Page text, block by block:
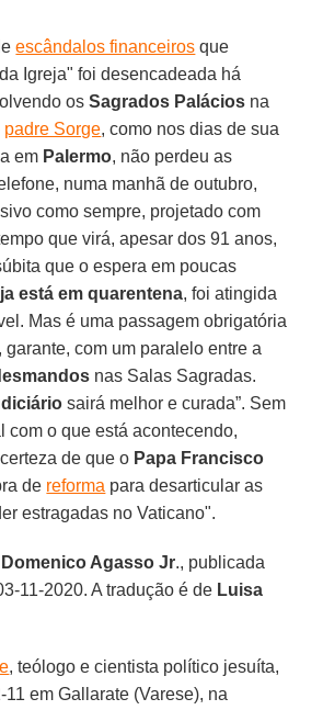
escândalos financeiros que
Igreja" foi desencadeada há
osSagrados Palácios na
padre Sorge, como nos dias de sua
em Palermo, não perdeu as
numa manhã de outubro,
como sempre, projetado com
que virá, apesar dos 91 anos,
que o espera em poucas
está em quarentena, foi atingida
Mas é uma passagem obrigatória
garante, com um paralelo entre a
nas Salas Sagradas.
sairá melhor e curada”. Sem
com o que está acontecendo,
de que o Papa Francisco
de reforma para desarticular as
estragadas no Vaticano".
Domenico Agasso Jr., publicada
11-2020. A tradução é de Luisa
, teólogo e cientista político jesuíta,
em Gallarate (Varese), na